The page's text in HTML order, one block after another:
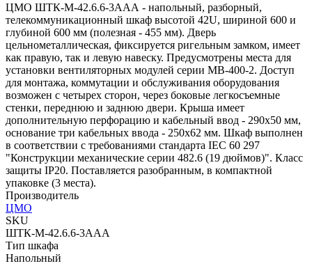
ЦМО ШТК-М-42.6.6-3ААА - напольный, разборный,
телекоммуникационный шкаф высотой 42U, шириной 600 и
глубиной 600 мм (полезная - 455 мм). Дверь
цельнометаллическая, фиксируется ригельным замком, имеет
как правую, так и левую навеску. Предусмотрены места для
установки вентиляторных модулей серии МВ-400-2. Доступ
для монтажа, коммутации и обслуживания оборудования
возможен с четырех сторон, через боковые легкосъемные
стенки, переднюю и заднюю двери. Крыша имеет
дополнительную перфорацию и кабельный ввод - 290х50 мм,
основание три кабельных ввода - 250х62 мм. Шкаф выполнен
в соответствии с требованиями стандарта IEC 60 297
"Конструкции механические серии 482.6 (19 дюймов)". Класс
защиты IP20. Поставляется разобранным, в компактной
упаковке (3 места).
Производитель
ЦМО
SKU
ШТК-М-42.6.6-3ААА
Тип шкафа
Напольный